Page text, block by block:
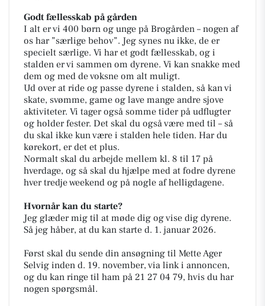
Godt fællesskab på gården
I alt er vi 400 børn og unge på Brogården – nogen af
os har ”særlige behov”. Jeg synes nu ikke, de er
specielt særlige. Vi har et godt fællesskab, og i
stalden er vi sammen om dyrene. Vi kan snakke med
dem og med de voksne om alt muligt.
Ud over at ride og passe dyrene i stalden, så kan vi
skate, svømme, game og lave mange andre sjove
aktiviteter. Vi tager også somme tider på udflugter
og holder fester. Det skal du også være med til – så
du skal ikke kun være i stalden hele tiden. Har du
kørekort, er det et plus.
Normalt skal du arbejde mellem kl. 8 til 17 på
hverdage, og så skal du hjælpe med at fodre dyrene
hver tredje weekend og på nogle af helligdagene.
Hvornår kan du starte?
Jeg glæder mig til at møde dig og vise dig dyrene.
Så jeg håber, at du kan starte d. 1. januar 2026.
Først skal du sende din ansøgning til Mette Ager
Selvig inden d. 19. november, via link i annoncen,
og du kan ringe til ham på 21 27 04 79, hvis du har
nogen spørgsmål.